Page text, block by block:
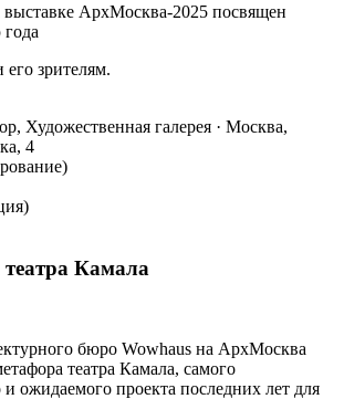
выставке АрхМосква-2025 посвящен
зрителям.
Художественная галерея · Москва,
4
Камала
бюро Wowhaus на АрхМосква
театра Камала, самого
ожидаемого проекта последних лет для